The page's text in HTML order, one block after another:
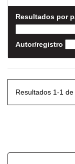
Resultados por
Autor/registro
Resultados 1-1 de